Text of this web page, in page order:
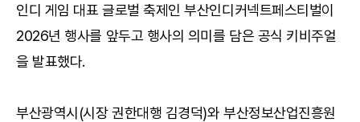
인디 게임 대표 글로벌 축제인 부산인디커넥트페스티벌이
2026년 행사를 앞두고 행사의 의미를 담은 공식 키비주얼
을 발표했다.
부산광역시(시장 권한대행 김경덕)와 부산정보산업진흥원